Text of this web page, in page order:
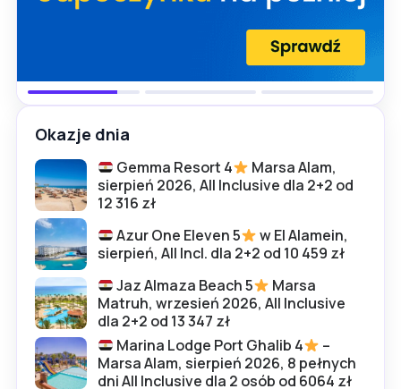
Okazje dnia
Gemma Resort 4
Marsa Alam,
sierpień 2026, All Inclusive dla 2+2 od
12 316 zł
Azur One Eleven 5
w El Alamein,
sierpień, All Incl. dla 2+2 od 10 459 zł
Jaz Almaza Beach 5
Marsa
Matruh, wrzesień 2026, All Inclusive
dla 2+2 od 13 347 zł
Marina Lodge Port Ghalib 4
–
Marsa Alam, sierpień 2026, 8 pełnych
dni All Inclusive dla 2 osób od 6064 zł